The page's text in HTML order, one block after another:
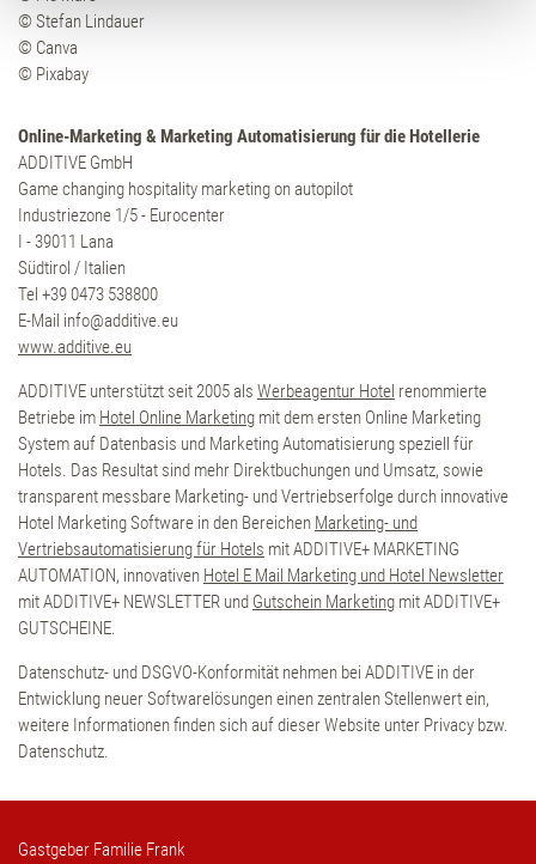
soziale Medien, Werbung und Analysen weiter. Unsere
Partner führen diese Informationen möglicherweise mit
weiteren Daten zusammen, die Sie ihnen bereitgestellt
© Stefan Lindauer
© Canva
© Pixabay
Online-Marketing & Marketing Automatisierung für die Hotellerie
ADDITIVE GmbH
Game changing hospitality marketing on autopilot
Industriezone 1/5 - Eurocenter
I - 39011 Lana
Südtirol / Italien
Tel +39 0473 538800
E-Mail info@additive.eu
www.additive.eu
ADDITIVE unterstützt seit 2005 als Werbeagentur Hotel renommierte
Betriebe im Hotel Online Marketing mit dem ersten Online Marketing
System auf Datenbasis und Marketing Automatisierung speziell für
Hotels. Das Resultat sind mehr Direktbuchungen und Umsatz, sowie
transparent messbare Marketing- und Vertriebserfolge durch innovative
Hotel Marketing Software in den Bereichen Marketing- und
Vertriebsautomatisierung für Hotels mit ADDITIVE+ MARKETING
AUTOMATION, innovativen Hotel E Mail Marketing und Hotel Newsletter
mit ADDITIVE+ NEWSLETTER und Gutschein Marketing mit ADDITIVE+
GUTSCHEINE.
Datenschutz- und DSGVO-Konformität nehmen bei ADDITIVE in der
Entwicklung neuer Softwarelösungen einen zentralen Stellenwert ein,
weitere Informationen finden sich auf dieser Website unter Privacy bzw.
Datenschutz.
Gastgeber Familie Frank